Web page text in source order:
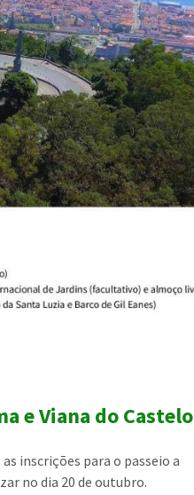
e Viana do Castelo
inscrições para o passeio a
no dia 20 de outubro.